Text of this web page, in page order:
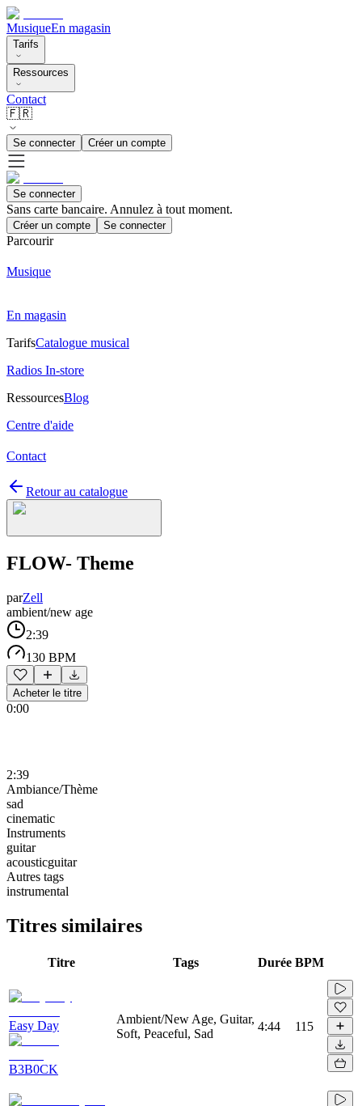
MusiqueEn magasin
Tarifs
Ressources
Contact
🇫🇷
Se connecter Créer un compte
Se connecter
Sans carte bancaire. Annulez à tout moment.
Créer un compte Se connecter
Parcourir
Musique
En magasin
TarifsCatalogue musical
Radios In-store
RessourcesBlog
Centre d'aide
Contact
Retour au catalogue
FLOW- Theme
parZell
ambient/new age
2:39
130 BPM
Acheter le titre
0:00
2:39
Ambiance/Thème
sad
cinematic
Instruments
guitar
acousticguitar
Autres tags
instrumental
Titres similaires
Titre Tags Durée BPM
Easy Day
B3B0CK
Ambient/New Age, Guitar,
Soft, Peaceful, Sad
4:44 115